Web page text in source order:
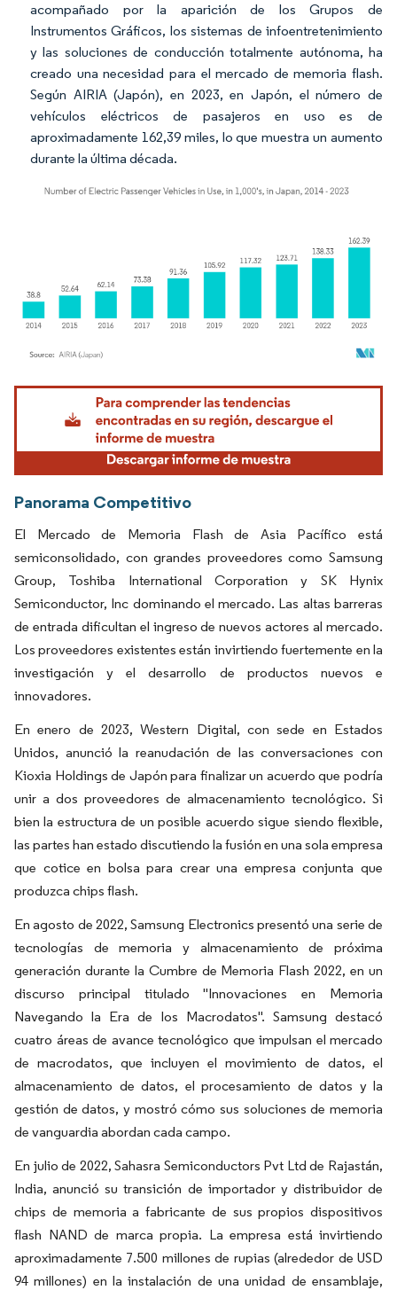
acompañado por la aparición de los Grupos de
Instrumentos Gráficos, los sistemas de infoentretenimiento
y las soluciones de conducción totalmente autónoma, ha
creado una necesidad para el mercado de memoria flash.
Según AIRIA (Japón), en 2023, en Japón, el número de
vehículos eléctricos de pasajeros en uso es de
aproximadamente 162,39 miles, lo que muestra un aumento
durante la última década.
Imagen © Mordor Intelligence. El uso requiere atribución según CC BY 4.0.
Panorama Competitivo
El Mercado de Memoria Flash de Asia Pacífico está
semiconsolidado, con grandes proveedores como Samsung
Group, Toshiba International Corporation y SK Hynix
Semiconductor, Inc dominando el mercado. Las altas barreras
de entrada dificultan el ingreso de nuevos actores al mercado.
Los proveedores existentes están invirtiendo fuertemente en la
investigación y el desarrollo de productos nuevos e
innovadores.
En enero de 2023, Western Digital, con sede en Estados
Unidos, anunció la reanudación de las conversaciones con
Kioxia Holdings de Japón para finalizar un acuerdo que podría
unir a dos proveedores de almacenamiento tecnológico. Si
bien la estructura de un posible acuerdo sigue siendo flexible,
las partes han estado discutiendo la fusión en una sola empresa
que cotice en bolsa para crear una empresa conjunta que
produzca chips flash.
En agosto de 2022, Samsung Electronics presentó una serie de
tecnologías de memoria y almacenamiento de próxima
generación durante la Cumbre de Memoria Flash 2022, en un
discurso principal titulado "Innovaciones en Memoria
Navegando la Era de los Macrodatos". Samsung destacó
cuatro áreas de avance tecnológico que impulsan el mercado
de macrodatos, que incluyen el movimiento de datos, el
almacenamiento de datos, el procesamiento de datos y la
gestión de datos, y mostró cómo sus soluciones de memoria
de vanguardia abordan cada campo.
En julio de 2022, Sahasra Semiconductors Pvt Ltd de Rajastán,
India, anunció su transición de importador y distribuidor de
chips de memoria a fabricante de sus propios dispositivos
flash NAND de marca propia. La empresa está invirtiendo
aproximadamente 7.500 millones de rupias (alrededor de USD
94 millones) en la instalación de una unidad de ensamblaje,